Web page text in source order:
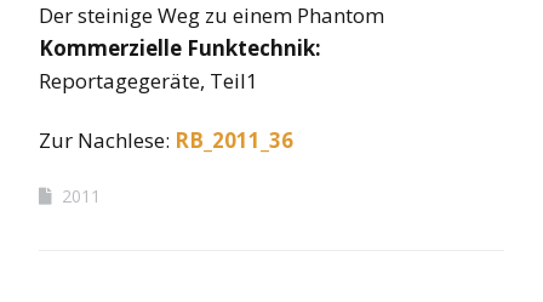
Der steinige Weg zu einem Phantom
Kommerzielle Funktechnik:
Reportagegeräte, Teil1
Zur Nachlese: RB_2011_36
2011